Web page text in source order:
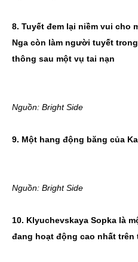
8. Tuyết đem lại niềm vui cho
Nga còn làm người tuyết
thông sau một vụ tai nạn
Nguồn: Bright Side
9. Một hang động băng của
Nguồn: Bright Side
10. Klyuchevskaya Sopka là
đang hoạt động cao nhất trên